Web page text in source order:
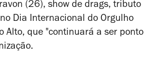
(26), show de drags, tributo
Dia Internacional do Orgulho
Alto, que "continuará a ser ponto